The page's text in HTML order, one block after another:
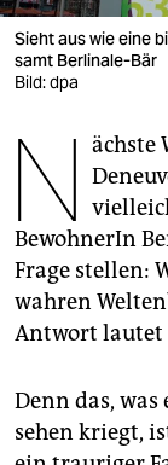
veranstaltungen
shop
unterstützen
genossenschaft
epaper login
Sieht aus wie eine
samt Berlinale-Bär
Bild: dpa
N ächste
BewohnerIn
Frage stellen:
wahren
Antwort lautet
Denn das,
sehen kriegt,